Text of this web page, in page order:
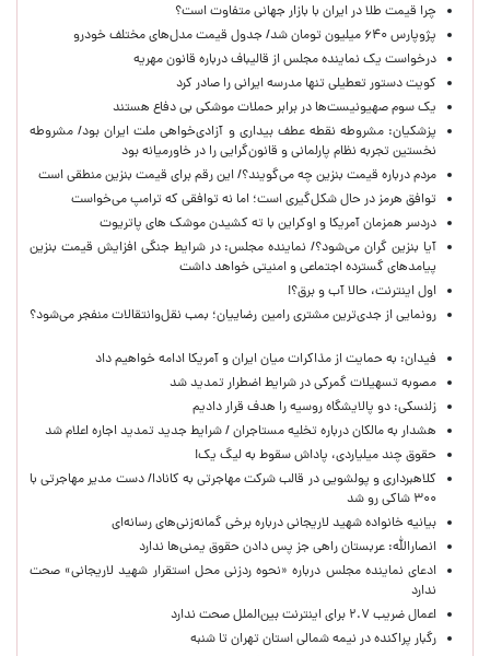
چرا قیمت طلا در ایران با بازار جهانی متفاوت است؟
پژوپارس ۶۴۰ میلیون تومان شد/ جدول قیمت مدل‌های مختلف خودرو
درخواست یک نماینده مجلس از قالیباف درباره قانون مهریه
کویت دستور تعطیلی تنها مدرسه ایرانی را صادر کرد
یک‌ سوم صهیونیست‌ها در برابر حملات موشکی بی دفاع هستند
پزشکیان: مشروطه نقطه عطف بیداری و آزادی‌خواهی ملت ایران بود/ مشروطه
نخستین تجربه نظام پارلمانی و قانون‌گرایی را در خاورمیانه بود
مردم درباره قیمت بنزین چه می‌گویند؟/ این رقم برای قیمت بنزین منطقی است
توافق هرمز در حال شکل‌گیری است؛ اما نه توافقی که ترامپ می‌خواست
دردسر همزمان آمریکا و اوکراین با ته کشیدن موشک های پاتریوت
آیا بنزین گران می‌شود؟/ نماینده مجلس: در شرایط جنگی افزایش قیمت بنزین
پیامدهای گسترده اجتماعی و امنیتی خواهد داشت
اول اینترنت، حالا آب و برق؟!
رونمایی از جدی‌ترین مشتری رامین رضاییان؛ بمب نقل‌وانتقالات منفجر می‌شود؟
فیدان: به حمایت از مذاکرات میان ایران و آمریکا ادامه خواهیم داد
مصوبه تسهیلات گمرکی در شرایط اضطرار تمدید شد
زلنسکی: دو پالایشگاه روسیه را هدف قرار دادیم
هشدار به مالکان درباره تخلیه مستاجران / شرایط جدید تمدید اجاره اعلام شد
حقوق چند میلیاردی، پاداش سقوط به لیگ یک!
کلاهبرداری و پولشویی در قالب شرکت مهاجرتی به کانادا/ دست مدیر مهاجرتی با
۳۰۰ شاکی رو شد
بیانیه خانواده شهید لاریجانی درباره برخی گمانه‌زنی‌های رسانه‌ای
انصارالله: عربستان راهی جز پس دادن حقوق یمنی‌ها ندارد
ادعای نماینده مجلس درباره «نحوه ردزنی محل استقرار شهید لاریجانی» صحت
ندارد
اعمال ضریب ۲.۷ برای اینترنت بین‌الملل صحت ندارد
رگبار پراکنده در نیمه شمالی استان تهران تا شنبه